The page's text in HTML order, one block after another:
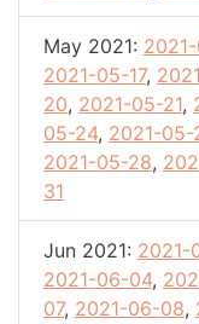
May 2021:
2021-05-17,
20, 2021-05-21,
05-24, 2021-05-
2021-05-28,
31
Jun 2021: 2021-
2021-06-04,
07, 2021-06-08,